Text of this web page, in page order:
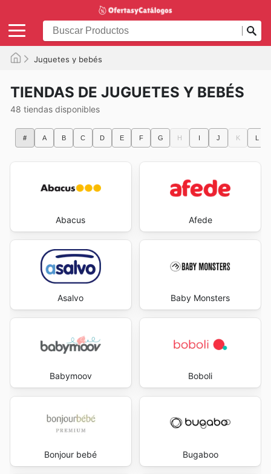
Juguetes y bebés
TIENDAS DE JUGUETES Y BEBÉS
48 tiendas disponibles
# A B C D E F G H I J K L
Abacus Afede
Asalvo Baby Monsters
Babymoov Boboli
Bonjour bebé Bugaboo